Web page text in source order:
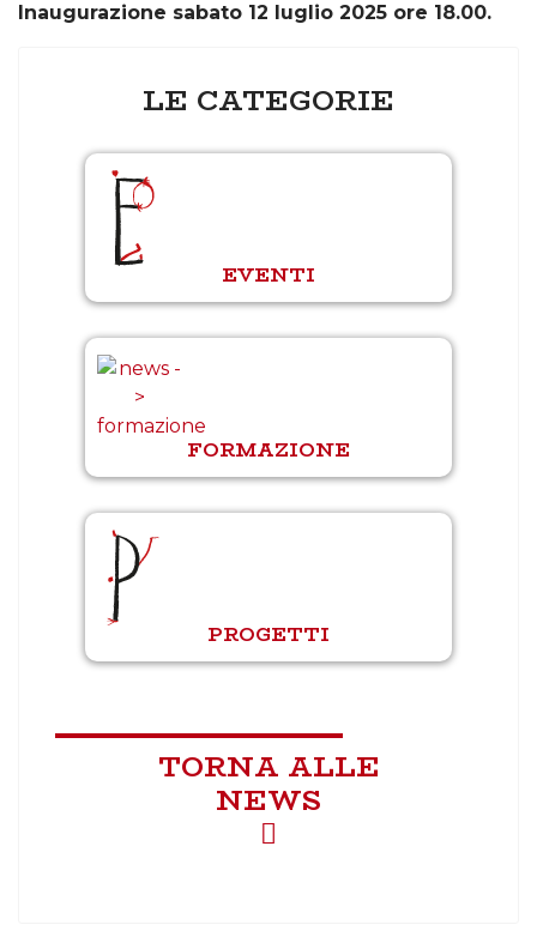
Inaugurazione sabato 12 luglio 2025 ore 18.00.
LE CATEGORIE
EVENTI
FORMAZIONE
PROGETTI
TORNA ALLE
NEWS